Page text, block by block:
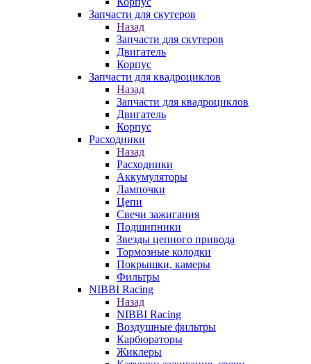
Запчасти для скутеров
Назад
Запчасти для скутеров
Двигатель
Корпус
Запчасти для квадроциклов
Назад
Запчасти для квадроциклов
Двигатель
Корпус
Расходники
Назад
Расходники
Аккумуляторы
Лампочки
Цепи
Свечи зажигания
Подшипники
Звезды цепного привода
Тормозные колодки
Покрышки, камеры
Фильтры
NIBBI Racing
Назад
NIBBI Racing
Воздушные фильтры
Карбюраторы
Жиклеры